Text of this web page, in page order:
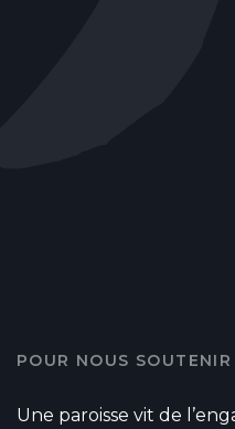
POUR NOUS SOUTENIR
Une paroisse vit de